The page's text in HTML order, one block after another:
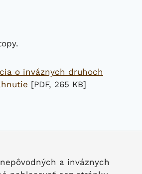
o inváznych druhoch
[PDF, 265 KB]
a inváznych